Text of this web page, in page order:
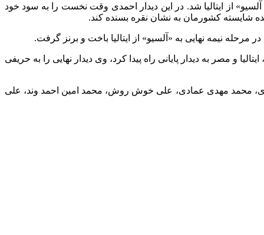
آلسیو» از ایتالیا شد. در این دیدار احمدی وقت نخست را به سود خود
شایسته کشورمان به نشان نقره بسنده کند.
نیمه نهایی به «آلسیو» از ایتالیا باخت و برنز گرفت.
از روسیه، پاکستان، ایتالیا و مصر به دیدار پایانی راه پیدا کرد، وی دیدار نهایی را به حریفی
محمد مهدی عمادی، علی خوش روش، محمد امین احمد وند، علی